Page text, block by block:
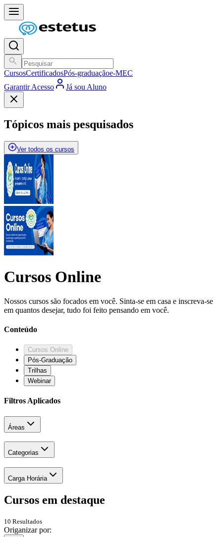
CursosCertificadosPós-graduaçãoe-MEC
Garantir Acesso
Já sou Aluno
Tópicos mais pesquisados
Ver todos os cursos
Cursos Online
Nossos cursos são focados em você. Sinta-se em casa e inscreva-se
em quantos desejar, tudo foi feito pensando em você.
Conteúdo
Cursos Online
Pós-Graduação
Trilhas
Webinar
Filtros Aplicados
Áreas
Categorias
Carga Horária
Cursos em destaque
10 Resultados
Origanizar por: